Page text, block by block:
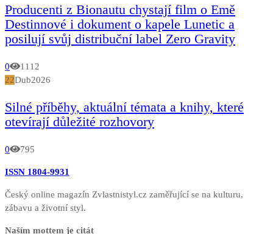
Producenti z Bionautu chystají film o Emě
Destinnové i dokument o kapele Lunetic a
posilují svůj distribuční label Zero Gravity
0
1112
22Dub2026
Silné příběhy, aktuální témata a knihy, které
otevírají důležité rozhovory
0 795
ISSN 1804-9931
Český online magazín Zvlastnistyl.cz zaměřující se na kulturu,
zábavu a životní styl.
Naším mottem je citát